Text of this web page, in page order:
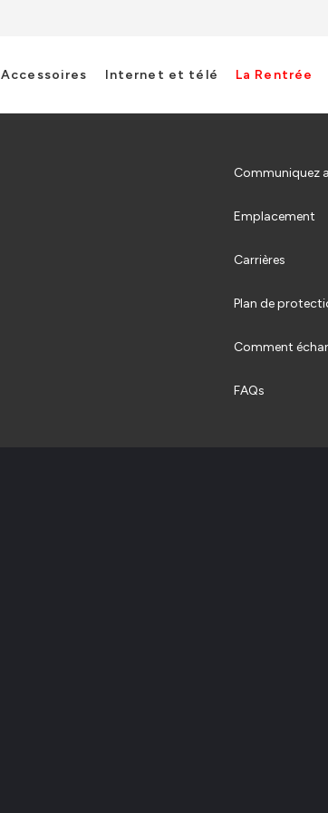
Accessoires Internet et télé La Rentrée
Communiquez
Emplacement
Carrières
Plan de
Comment
FAQs